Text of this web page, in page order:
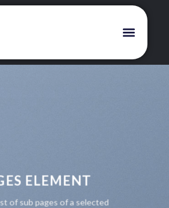
ELEMENT
of sub pages of a selected